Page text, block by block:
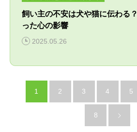
飼い主の不安は犬や猫に伝わる
った心の影響
2025.05.26
1 2 3 4 5
8